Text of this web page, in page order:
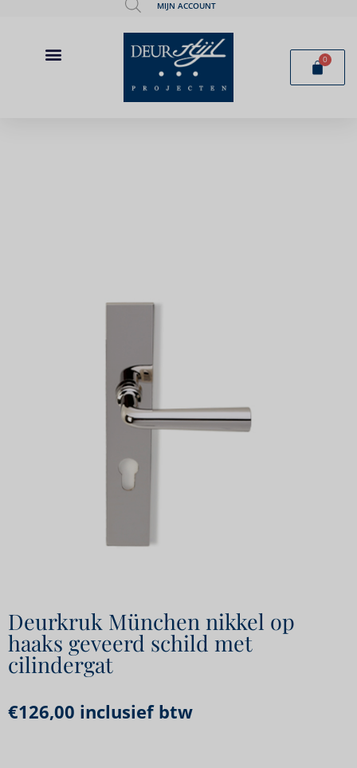
MIJN ACCOUNT
0
Deurkruk München nikkel op
haaks geveerd schild met
cilindergat
€126,00 inclusief btw